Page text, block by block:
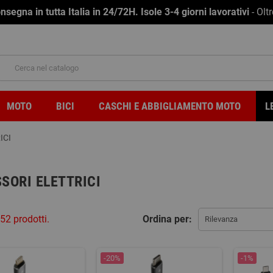
in tutta Italia in 24/72H. Isole 3-4 giorni lavorativi -
MOTO BICI CASCHI E ABBIGLIAMENTO MOTO
ELETTRICI
Ordina per: Rilevanza
prodotti.
-20% -1%